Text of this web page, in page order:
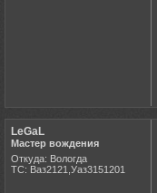
LeGaL
Мастер вождения
Откуда: Вологда
ТС: Ваз2121,Уаз3151201